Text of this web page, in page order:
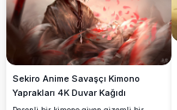
Sekiro Anime Savaşçı Kimono
Yaprakları 4K Duvar Kağıdı